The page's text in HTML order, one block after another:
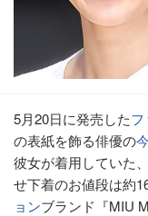
5月20日に発売した
の表紙を飾る俳優の
彼女が着用していた
せ下着のお値段は約
ョンブランド『MIU